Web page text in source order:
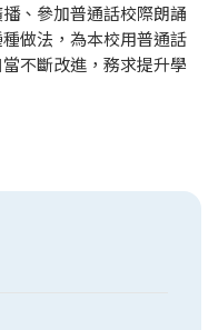
、參加普通話校際朗誦
做法，為本校用普通話
不斷改進，務求提升學